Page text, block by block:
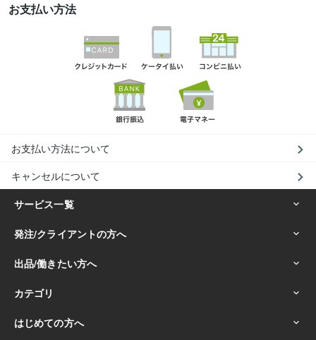
お支払い方法
お支払い方法について
キャンセルについて